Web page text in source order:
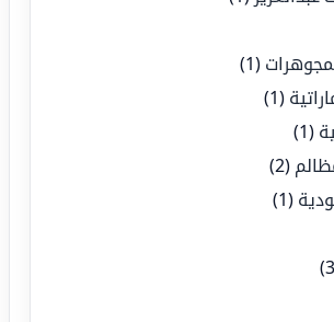
(1)
(1)
(1)
(2)
(1)